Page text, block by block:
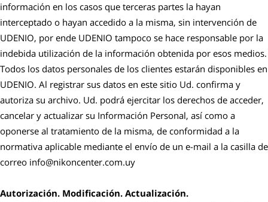
información en los casos que terceras partes la hayan
interceptado o hayan accedido a la misma, sin intervención de
UDENIO, por ende UDENIO tampoco se hace responsable por la
indebida utilización de la información obtenida por esos medios.
Todos los datos personales de los clientes estarán disponibles en
UDENIO. Al registrar sus datos en este sitio Ud. confirma y
autoriza su archivo. Ud. podrá ejercitar los derechos de acceder,
cancelar y actualizar su Información Personal, así como a
oponerse al tratamiento de la misma, de conformidad a la
normativa aplicable mediante el envío de un e-mail a la casilla de
correo info@nikoncenter.com.uy
Autorización. Modificación. Actualización.